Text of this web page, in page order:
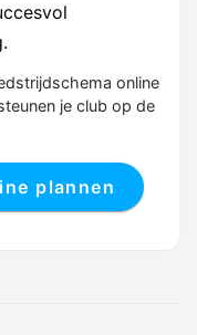
online
je club op de
plannen